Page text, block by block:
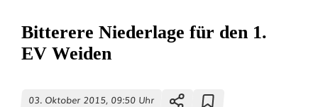
Bitterere Niederlage für den 1.
EV Weiden
03. Oktober 2015, 09:50 Uhr